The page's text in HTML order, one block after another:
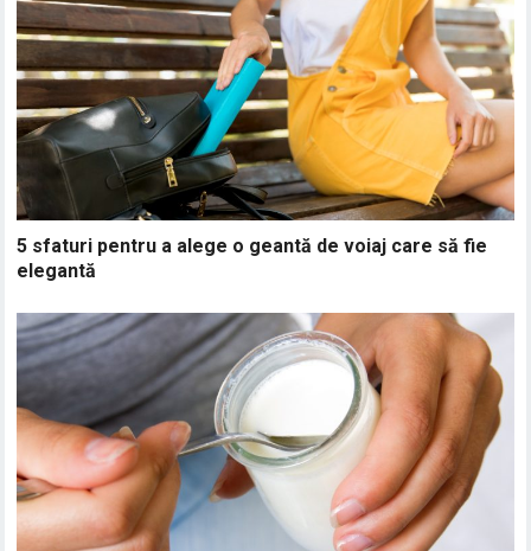
5 sfaturi pentru a alege o geantă de voiaj care să fie
elegantă